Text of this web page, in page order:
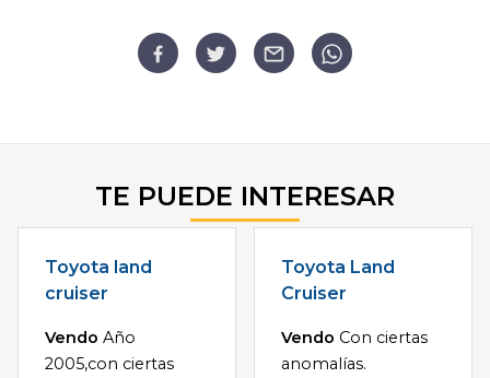
TE PUEDE INTERESAR
Toyota land
cruiser
Vendo Año
2005,con ciertas
Toyota Land
Cruiser
Vendo Con ciertas
anomalías.